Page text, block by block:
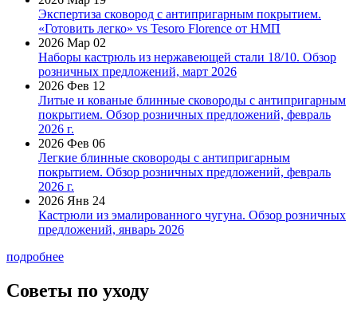
Экспертиза сковород с антипригарным покрытием.
«Готовить легко» vs Tesoro Florence от НМП
2026 Мар 02
Наборы кастрюль из нержавеющей стали 18/10. Обзор
розничных предложений, март 2026
2026 Фев 12
Литые и кованые блинные сковороды с антипригарным
покрытием. Обзор розничных предложений, февраль
2026 г.
2026 Фев 06
Легкие блинные сковороды с антипригарным
покрытием. Обзор розничных предложений, февраль
2026 г.
2026 Янв 24
Кастрюли из эмалированного чугуна. Обзор розничных
предложений, январь 2026
подробнее
Советы по уходу